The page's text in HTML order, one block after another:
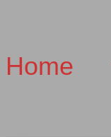
Home